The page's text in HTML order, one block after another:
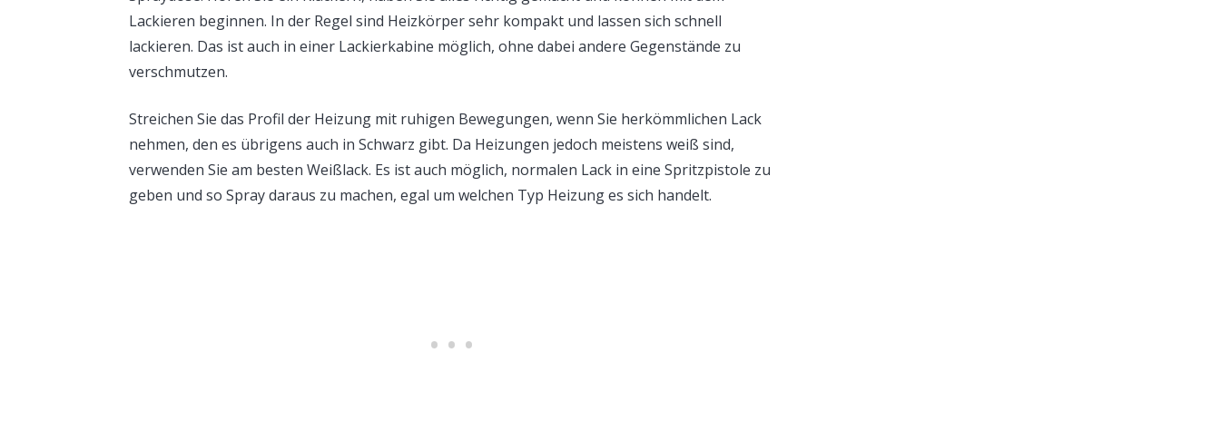
Lackieren beginnen. In der Regel sind Heizkörper sehr kompakt und lassen sich schnell
lackieren. Das ist auch in einer Lackierkabine möglich, ohne dabei andere Gegenstände zu
verschmutzen.
Streichen Sie das Profil der Heizung mit ruhigen Bewegungen, wenn Sie herkömmlichen Lack
nehmen, den es übrigens auch in Schwarz gibt. Da Heizungen jedoch meistens weiß sind,
verwenden Sie am besten Weißlack. Es ist auch möglich, normalen Lack in eine Spritzpistole zu
geben und so Spray daraus zu machen, egal um welchen Typ Heizung es sich handelt.